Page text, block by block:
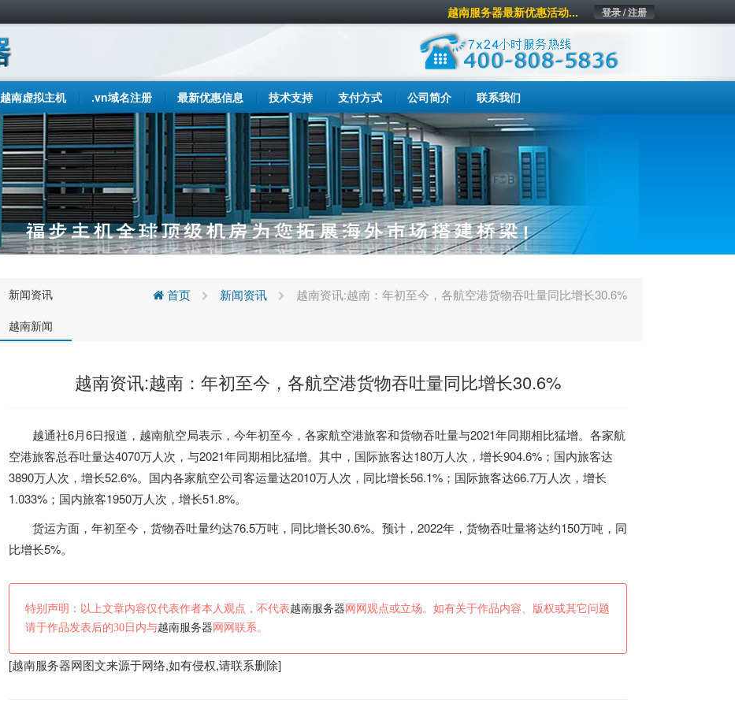
登录 / 注册
越南服务器最新优惠活动...
越南虚拟主机 .vn域名注册 最新优惠信息 技术支持 支付方式 公司简介 联系我们
新闻资讯
越南新闻
首页 新闻资讯 越南资讯:越南：年初至今，各航空港货物吞吐量同比增长30.6%
越南资讯:越南：年初至今，各航空港货物吞吐量同比增长30.6%
越通社6月6日报道， 越南航空局表示，今年初至今，各家航空港旅客和货物吞吐量与2021年同期相比猛增。各家航
空港旅客总吞吐量达4070万人次，与2021年同期相比猛增。其中，国际旅客达180万人次，增长904.6%；国内旅客达
3890万人次，增长52.6%。国内各家航空公司客运量达2010万人次，同比增长56.1%；国际旅客达66.7万人次，增长
1.033%；国内旅客1950万人次，增长51.8%。
货运方面，年初至今，货物吞吐量约达76.5万吨，同比增长30.6%。预计，2022年，货物吞吐量将达约150万吨，同
比增长5%。
特别声明：以上文章内容仅代表作者本人观点，不代表越南服务器 网网观点或立场。如有关于作品内容、版权或其它问题
请于作品发表后的30日内与越南服务器 网网联系。
[越南服务器网图文来源于网络,如有侵权,请联系删除]